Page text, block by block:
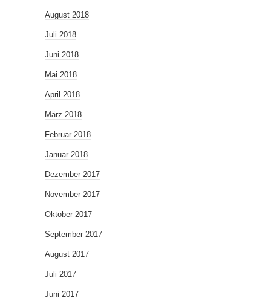
August 2018
Juli 2018
Juni 2018
Mai 2018
April 2018
März 2018
Februar 2018
Januar 2018
Dezember 2017
November 2017
Oktober 2017
September 2017
August 2017
Juli 2017
Juni 2017